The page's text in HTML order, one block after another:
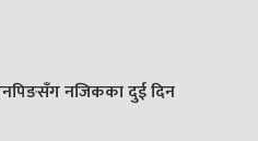
नजिकका दुई दिन